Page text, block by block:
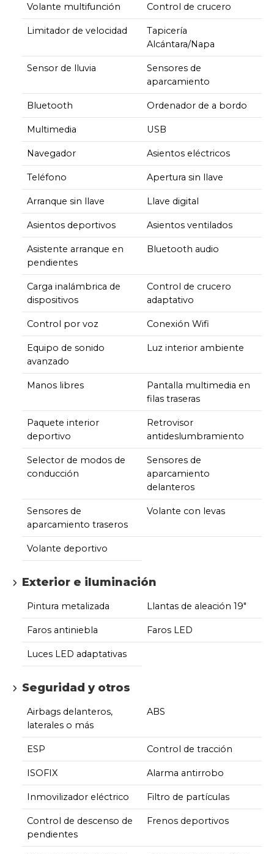
Volante multifunción Control de crucero
Limitador de velocidad
Tapicería
Alcántara/Napa
Sensor de lluvia
Sensores de
aparcamiento
Bluetooth Ordenador de a bordo
Multimedia USB
Navegador Asientos eléctricos
Teléfono Apertura sin llave
Arranque sin llave Llave digital
Asientos deportivos Asientos ventilados
Asistente arranque en
pendientes
Bluetooth audio
Carga inalámbrica de
dispositivos
Control de crucero
adaptativo
Control por voz Conexión Wifi
Equipo de sonido
avanzado
Luz interior ambiente
Manos libres
Pantalla multimedia en
filas traseras
Paquete interior
deportivo
Retrovisor
antideslumbramiento
Selector de modos de
conducción
Sensores de
aparcamiento
delanteros
Sensores de
aparcamiento traseros
Volante con levas
Volante deportivo
Exterior e iluminación
Pintura metalizada Llantas de aleación 19"
Faros antiniebla Faros LED
Luces LED adaptativas
Seguridad y otros
Airbags delanteros,
laterales o más
ABS
ESP Control de tracción
ISOFIX Alarma antirrobo
Inmovilizador eléctrico Filtro de partículas
Control de descenso de
pendientes
Frenos deportivos